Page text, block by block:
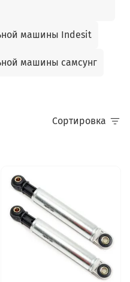
машины Indesit
машины самсунг
Сортировка